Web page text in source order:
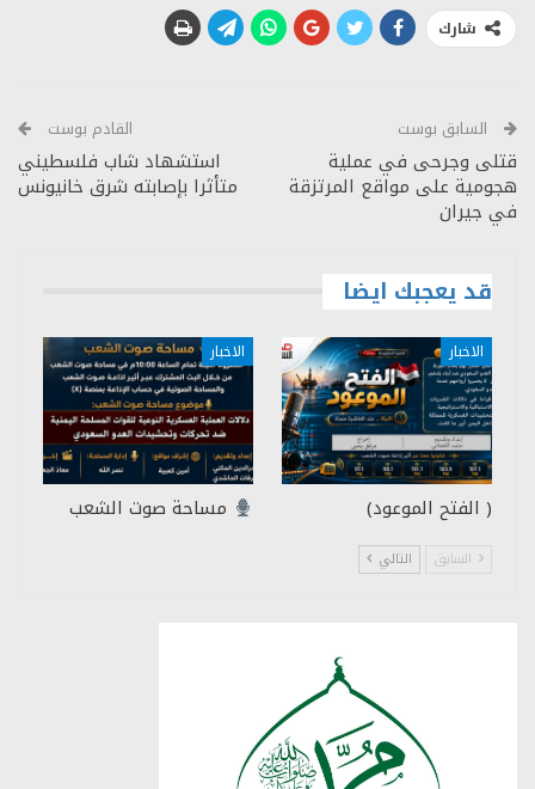
شارك
السابق بوست
قتلى وجرحى في عملية
هجومية على مواقع المرتزقة
في جيران
القادم بوست
استشهاد شاب فلسطيني
متأثرا بإصابته شرق خانيونس
قد يعجبك ايضا
الاخبار
( الفتح الموعود)
الاخبار
مساحة صوت الشعب
السابق التالي